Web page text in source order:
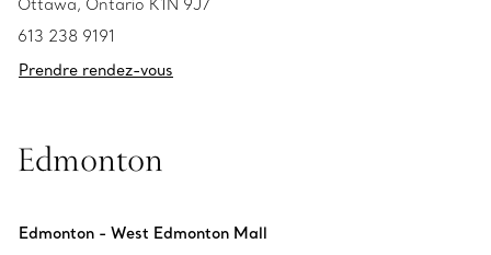
Ottawa, Ontario K1N 9J7
613 238 9191
Prendre rendez-vous
Edmonton
Edmonton - West Edmonton Mall